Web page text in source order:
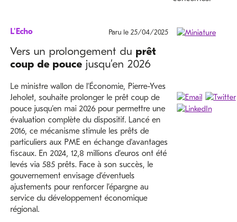
L'Echo Paru le 25/04/2025
Vers un prolongement du prêt
coup de poucejusqu’en 2026
Le ministre wallon de l’Économie, Pierre-Yves
Jeholet, souhaite prolonger le prêt coup de
pouce jusqu’en mai 2026 pour permettre une
évaluation complète du dispositif. Lancé en
2016, ce mécanisme stimule les prêts de
particuliers aux PME en échange d’avantages
fiscaux. En 2024, 12,8 millions d’euros ont été
levés via 585 prêts. Face à son succès, le
gouvernement envisage d’éventuels
ajustements pour renforcer l’épargne au
service du développement économique
régional.